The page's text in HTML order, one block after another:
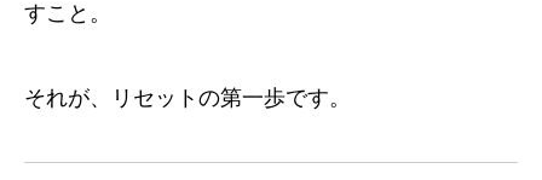
すこと。
それが、リセットの第一歩です。